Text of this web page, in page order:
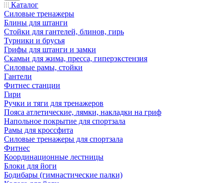
Каталог
Силовые тренажеры
Блины для штанги
Стойки для гантелей, блинов, гирь
Турники и брусья
Грифы для штанги и замки
Скамьи для жима, пресса, гиперэкстензия
Силовые рамы, стойки
Гантели
Фитнес станции
Гири
Ручки и тяги для тренажеров
Пояса атлетические, лямки, накладки на гриф
Напольное покрытие для спортзала
Рамы для кроссфита
Силовые тренажеры для спортзала
Фитнес
Координационные лестницы
Блоки для йоги
Бодибары (гимнастические палки)